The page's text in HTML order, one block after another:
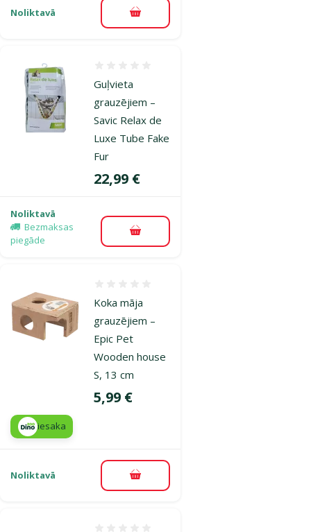
Noliktavā Pievienot grozam
Guļvieta
grauzējiem –
Savic Relax de
Luxe Tube Fake
Fur
Cena
22,99 €
Noliktavā
Bezmaksas
piegāde
Pievienot grozam
Koka māja
grauzējiem –
Epic Pet
Wooden house
S, 13 cm
Cena
5,99 €
iesaka
Noliktavā Pievienot grozam